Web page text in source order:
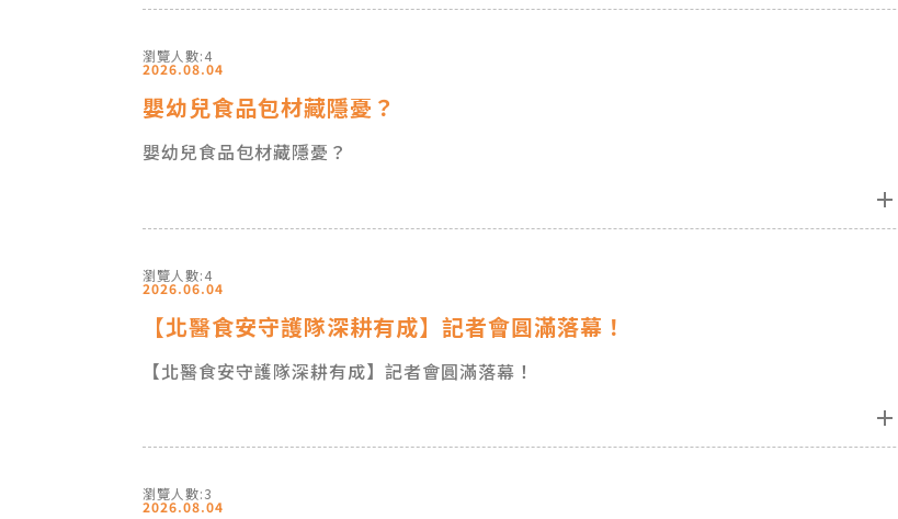
2026.08.04
瀏覽人數:4
嬰幼兒食品包材藏隱憂？
嬰幼兒食品包材藏隱憂？
add
2026.06.04
瀏覽人數:4
【北醫食安守護隊深耕有成】記者會圓滿落幕！
【北醫食安守護隊深耕有成】記者會圓滿落幕！
add
2026.08.04
瀏覽人數:3